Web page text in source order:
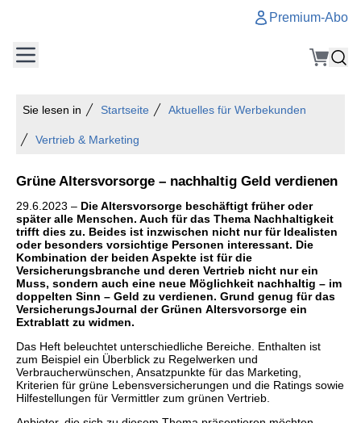
Premium-Abo
Sie lesen in Startseite Aktuelles für Werbekunden
Vertrieb & Marketing
Grüne Altersvorsorge – nachhaltig Geld verdienen
29.6.2023 – Die Altersvorsorge beschäftigt früher oder
später alle Menschen. Auch für das Thema Nachhaltigkeit
trifft dies zu. Beides ist inzwischen nicht nur für Idealisten
oder besonders vorsichtige Personen interessant. Die
Kombination der beiden Aspekte ist für die
Versicherungsbranche und deren Vertrieb nicht nur ein
Muss, sondern auch eine neue Möglichkeit nachhaltig – im
doppelten Sinn – Geld zu verdienen. Grund genug für das
VersicherungsJournal der Grünen Altersvorsorge ein
Extrablatt zu widmen.
Das Heft beleuchtet unterschiedliche Bereiche. Enthalten ist
zum Beispiel ein Überblick zu Regelwerken und
Verbraucherwünschen, Ansatzpunkte für das Marketing,
Kriterien für grüne Lebensversicherungen und die Ratings sowie
Hilfestellungen für Vermittler zum grünen Vertrieb.